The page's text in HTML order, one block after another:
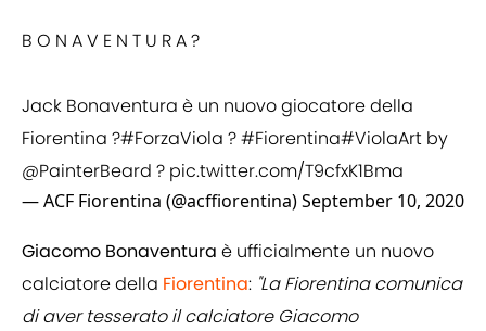
B O N A V E N T U R A ?
Jack Bonaventura è un nuovo giocatore della
Fiorentina ?#ForzaViola ?#Fiorentina#ViolaArt by
@PainterBeard ? pic.twitter.com/T9cfxK1Bma
— ACF Fiorentina (@acffiorentina)September 10, 2020
Giacomo Bonaventura è ufficialmente un nuovo
calciatore della Fiorentina: "La Fiorentina comunica
di aver tesserato il calciatore Giacomo